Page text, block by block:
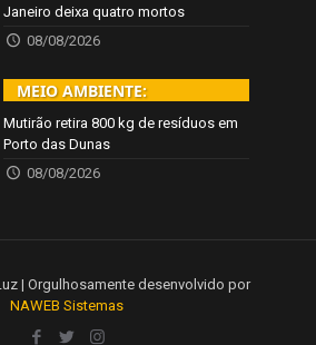
Janeiro deixa quatro mortos
08/08/2026
MEIO AMBIENTE:
Mutirão retira 800 kg de resíduos em
Porto das Dunas
08/08/2026
| Orgulhosamente desenvolvido por
NAWEB Sistemas